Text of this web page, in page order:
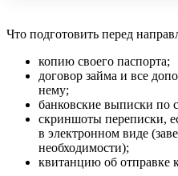
Что подготовить перед
копию своего паспорта;
договор займа и все
нему;
банковские выписки по
скриншоты переписки,
в электронном виде
необходимости);
квитанцию об отправке